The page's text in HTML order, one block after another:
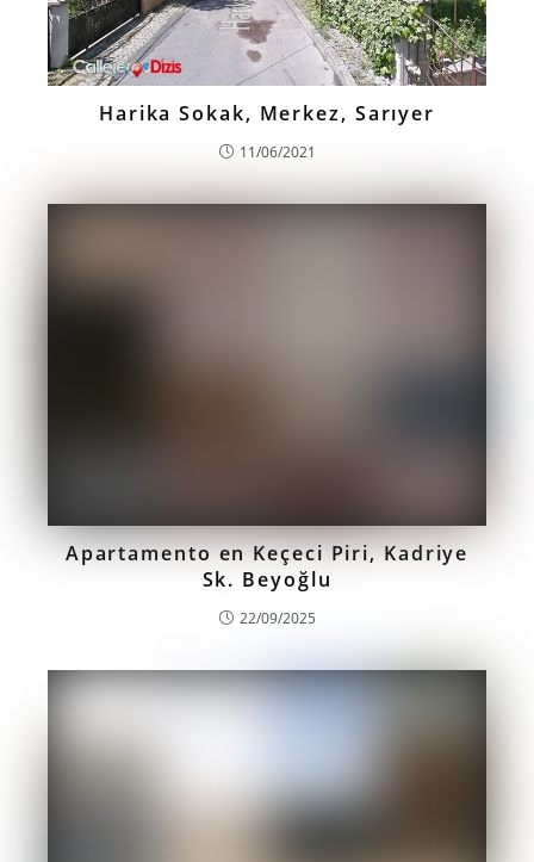
Harika Sokak, Merkez, Sarıyer
11/06/2021
Apartamento en Keçeci Piri, Kadriye
Sk. Beyoğlu
22/09/2025